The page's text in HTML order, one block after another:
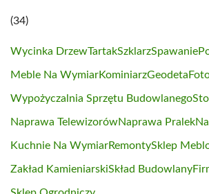
(34)
Wycinka DrzewTartakSzklarzSpawanie
Meble Na WymiarKominiarzGeodeta
Wypożyczalnia Sprzętu Budowlanego
Naprawa TelewizorówNaprawa Pralek
Kuchnie Na WymiarRemontySklep
Zakład KamieniarskiSkład Budowlany